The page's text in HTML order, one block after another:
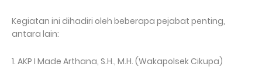
Kegiatan ini dihadiri oleh beberapa pejabat penting,
antara lain:
1. AKP I Made Arthana, S.H., M.H. (Wakapolsek Cikupa)